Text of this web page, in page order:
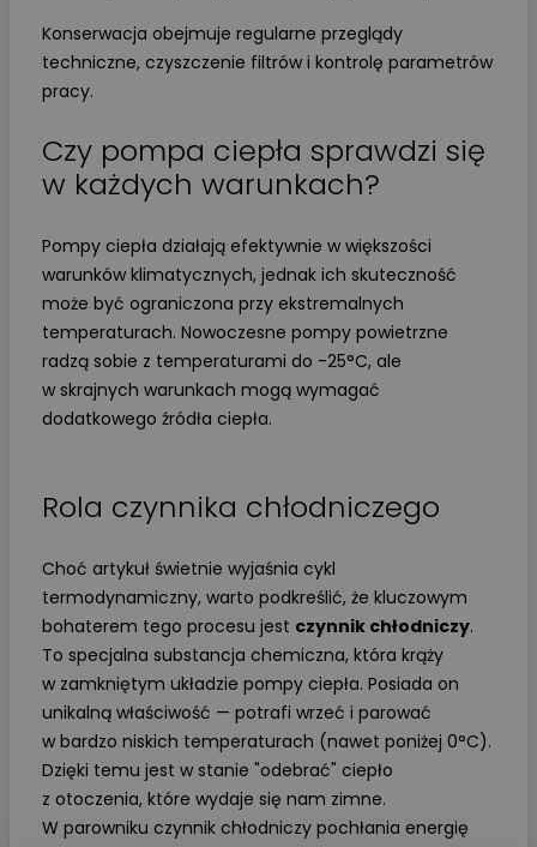
Konserwacja obejmuje regularne przeglądy
techniczne, czyszczenie filtrów i kontrolę parametrów
pracy.
Czy pompa ciepła sprawdzi się
w każdych warunkach?
Pompy ciepła działają efektywnie w większości
warunków klimatycznych, jednak ich skuteczność
może być ograniczona przy ekstremalnych
temperaturach. Nowoczesne pompy powietrzne
radzą sobie z temperaturami do -25°C, ale
w skrajnych warunkach mogą wymagać
dodatkowego źródła ciepła.
Rola czynnika chłodniczego
Choć artykuł świetnie wyjaśnia cykl
termodynamiczny, warto podkreślić, że kluczowym
bohaterem tego procesu jest czynnik chłodniczy.
To specjalna substancja chemiczna, która krąży
w zamkniętym układzie pompy ciepła. Posiada on
unikalną właściwość — potrafi wrzeć i parować
w bardzo niskich temperaturach (nawet poniżej 0°C).
Dzięki temu jest w stanie "odebrać" ciepło
z otoczenia, które wydaje się nam zimne.
W parowniku czynnik chłodniczy pochłania energię